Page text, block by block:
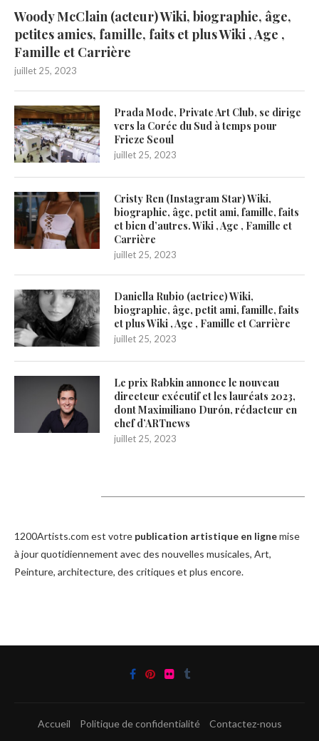
Woody McClain (acteur) Wiki, biographie, âge,
petites amies, famille, faits et plus Wiki , Age ,
Famille et Carrière
juillet 25, 2023
Prada Mode, Private Art Club, se dirige
vers la Corée du Sud à temps pour
Frieze Seoul
juillet 25, 2023
Cristy Ren (Instagram Star) Wiki,
biographie, âge, petit ami, famille, faits
et bien d’autres. Wiki , Age , Famille et
Carrière
juillet 25, 2023
Daniella Rubio (actrice) Wiki,
biographie, âge, petit ami, famille, faits
et plus Wiki , Age , Famille et Carrière
juillet 25, 2023
Le prix Rabkin annonce le nouveau
directeur exécutif et les lauréats 2023,
dont Maximiliano Durón, rédacteur en
chef d’ARTnews
juillet 25, 2023
1200Artists.com est votre publication artistique en lignemise
à jour quotidiennement avec des nouvelles musicales, Art,
Peinture, architecture, des critiques et plus encore.
Accueil Politique de confidentialité Contactez-nous